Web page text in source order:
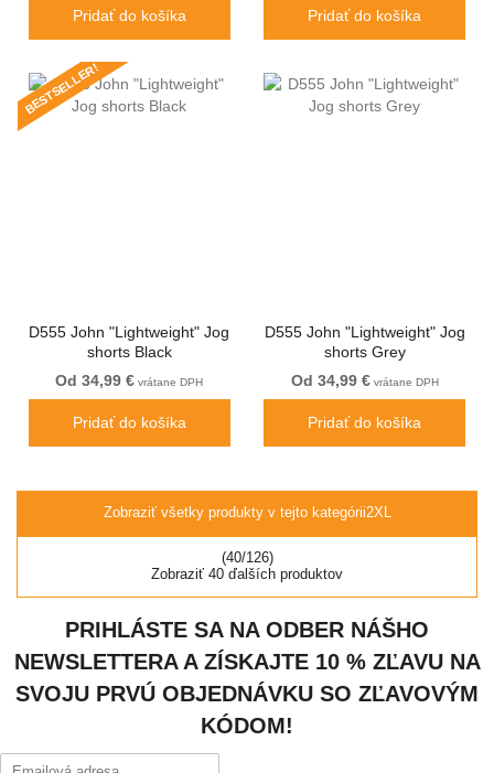
Pridať do košíka Pridať do košíka
D555 John "Lightweight" Jog
shorts Black
BESTSELLER!
Od 34,99 € vrátane DPH
Pridať do košíka
D555 John "Lightweight" Jog
shorts Grey
Od 34,99 €vrátane DPH
Pridať do košíka
Zobraziť všetky produkty v tejto kategórii2XL
(40/126)
Zobraziť 40 ďalších produktov
PRIHLÁSTE SA NA ODBER NÁŠHO
NEWSLETTERA A ZÍSKAJTE 10 % ZĽAVU NA
SVOJU PRVÚ OBJEDNÁVKU SO ZĽAVOVÝM
KÓDOM!